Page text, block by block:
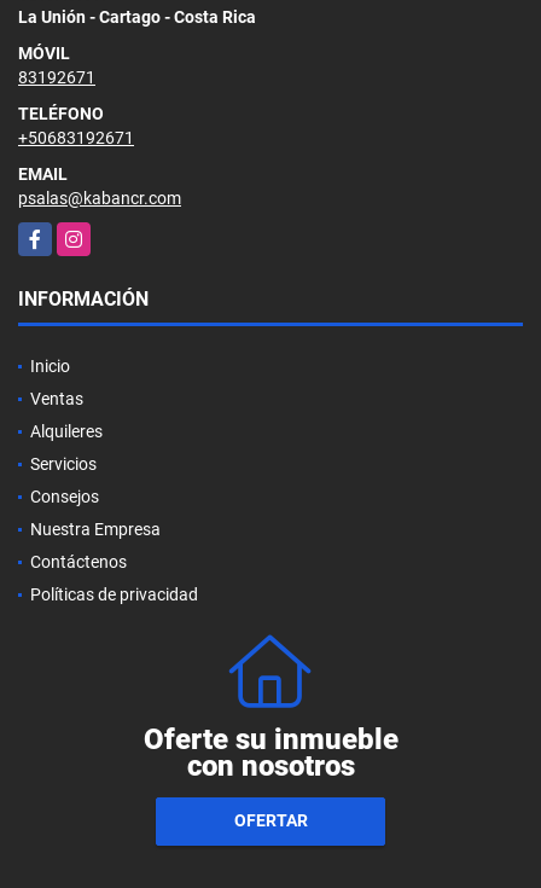
La Unión - Cartago - Costa Rica
MÓVIL
83192671
TELÉFONO
+50683192671
EMAIL
psalas@kabancr.com
FacebookInstagram
INFORMACIÓN
Inicio
Ventas
Alquileres
Servicios
Consejos
Nuestra Empresa
Contáctenos
Políticas de privacidad
Oferte su inmueble
con nosotros
OFERTAR